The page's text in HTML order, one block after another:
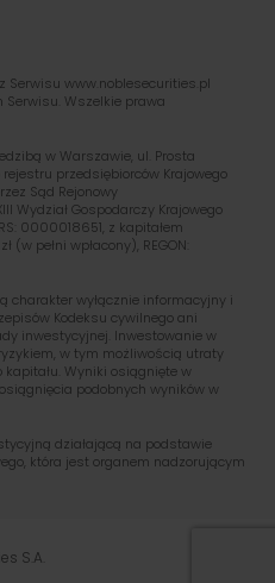
Serwisu www.noblesecurities.pl
Wszelkie prawa
w Warszawie, ul. Prosta
przedsiębiorców Krajowego
Sąd Rejonowy
Wydział Gospodarczy Krajowego
0000018651, z kapitałem
(w pełni wpłacony), REGON:
charakter wyłącznie informacyjny i
Kodeksu cywilnego ani
inwestycyjnej. Inwestowanie w
w tym możliwością utraty
Wyniki osiągnięte w
podobnych wyników w
działającą na podstawie
która jest organem nadzorującym
S.A.